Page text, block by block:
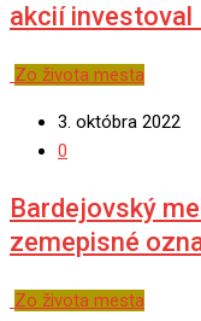
akcií investoval
Zo života mesta
3. októbra 2022
0
Bardejovský
zemepisné
Zo života mesta